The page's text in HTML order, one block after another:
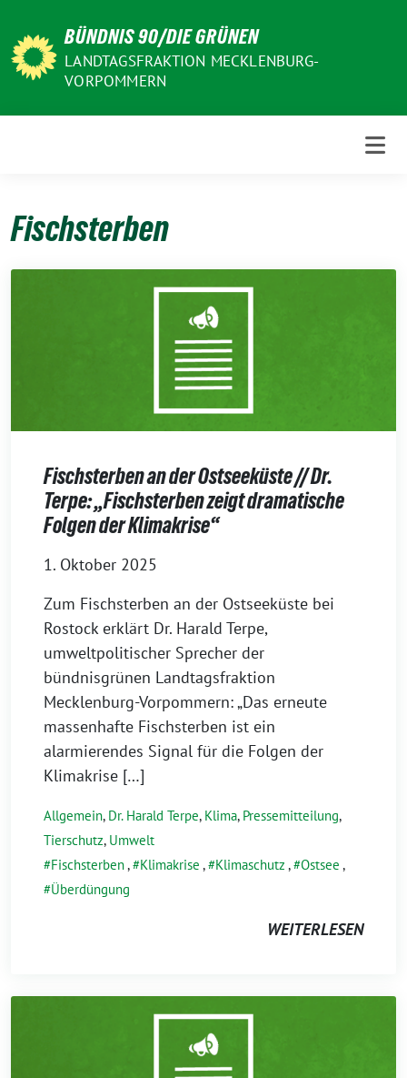
zum
Inhalt
BÜNDNIS 90/DIE GRÜNEN
LANDTAGSFRAKTION MECKLENBURG-
VORPOMMERN
Fischsterben
Fischsterben an der Ostseeküste // Dr.
Terpe: „Fischsterben zeigt dramatische
Folgen der Klimakrise“
1. Oktober 2025
Zum Fischsterben an der Ostseeküste bei
Rostock erklärt Dr. Harald Terpe,
umweltpolitischer Sprecher der
bündnisgrünen Landtagsfraktion
Mecklenburg-Vorpommern: „Das erneute
massenhafte Fischsterben ist ein
alarmierendes Signal für die Folgen der
Klimakrise […]
Allgemein, Dr. Harald Terpe, Klima, Pressemitteilung,
Tierschutz, Umwelt
Fischsterben, Klimakrise , Klimaschutz , Ostsee ,
Überdüngung
WEITERLESEN